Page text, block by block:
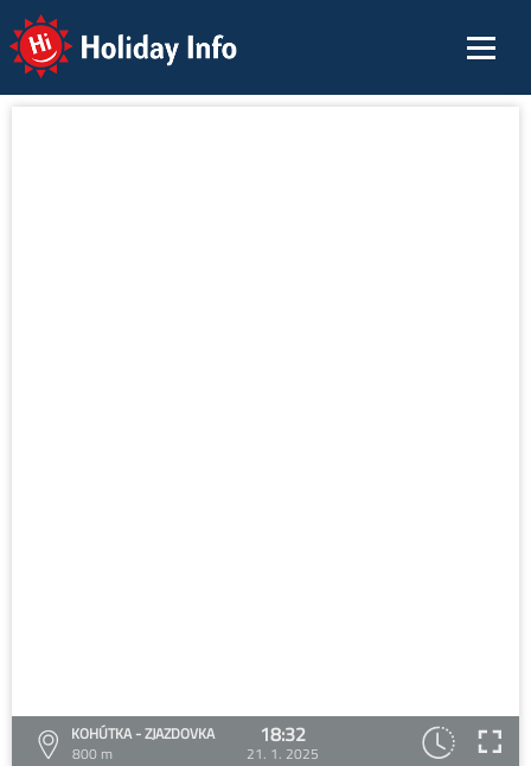
Holiday Info
KOHÚTKA - ZJAZDOVKA
800 m
18:32
21. 1. 2025